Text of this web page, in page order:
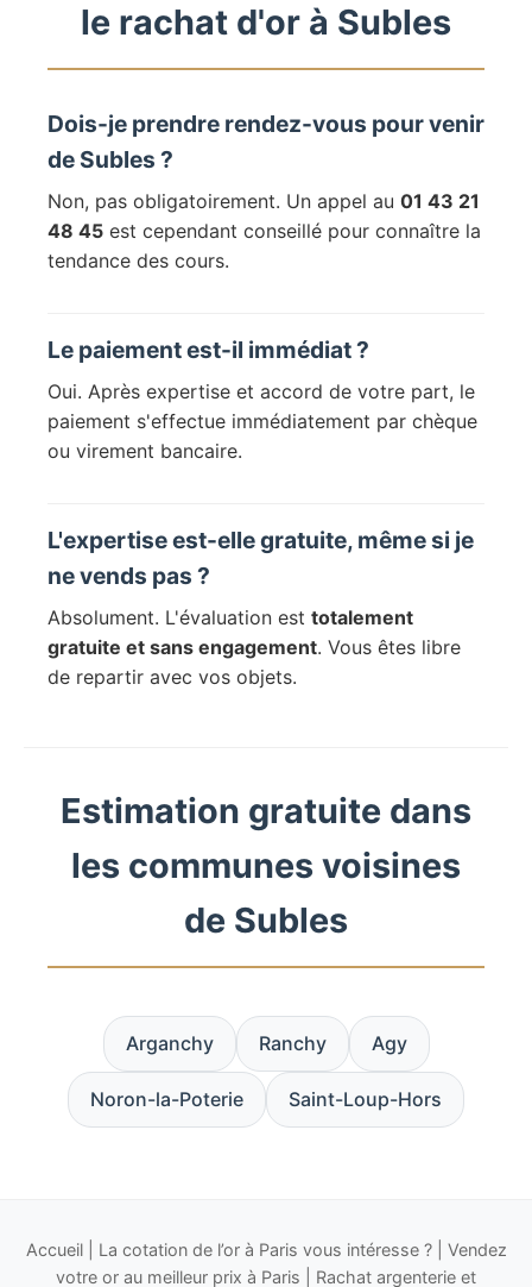
le rachat d'or à Subles
Dois-je prendre rendez-vous pour venir
de Subles ?
Non, pas obligatoirement. Un appel au 01 43 21
48 45 est cependant conseillé pour connaître la
tendance des cours.
Le paiement est-il immédiat ?
Oui. Après expertise et accord de votre part, le
paiement s'effectue immédiatement par chèque
ou virement bancaire.
L'expertise est-elle gratuite, même si je
ne vends pas ?
Absolument. L'évaluation est totalement
gratuite et sans engagement. Vous êtes libre
de repartir avec vos objets.
Estimation gratuite dans
les communes voisines
de Subles
Arganchy Ranchy Agy
Noron-la-Poterie Saint-Loup-Hors
Accueil| La cotation de l’or à Paris vous intéresse ?| Vendez
votre or au meilleur prix à Paris
Rachat argenterie et